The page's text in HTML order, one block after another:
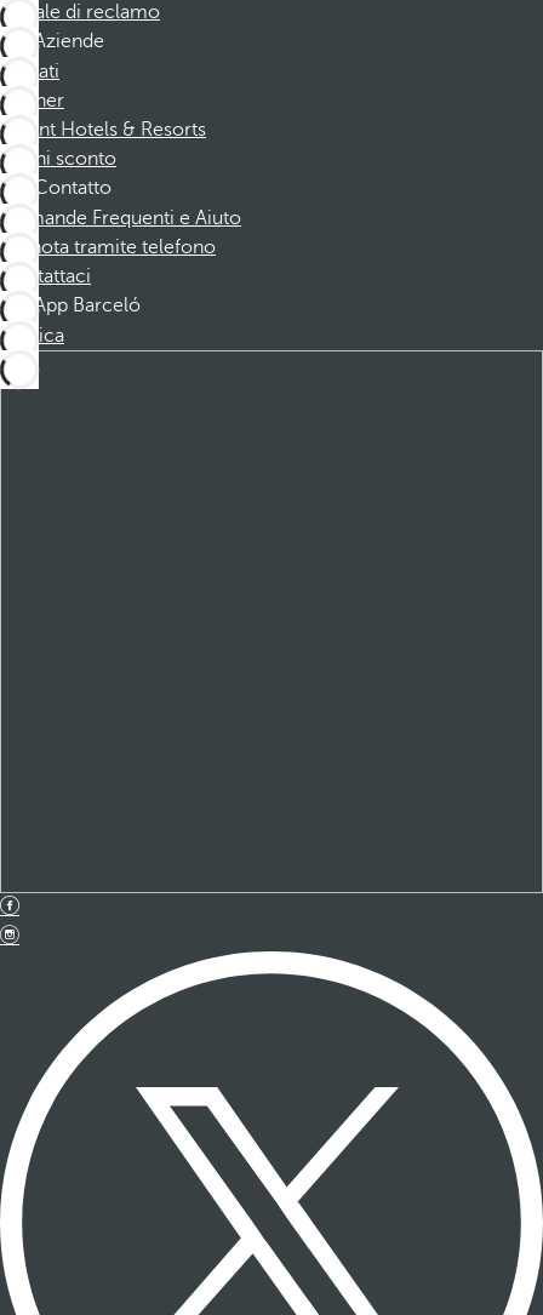
Canale di reclamo
Aziende
Affiliati
Partner
Dorint Hotels & Resorts
Buoni sconto
Contatto
Domande Frequenti e Aiuto
Prenota tramite telefono
Contattaci
App Barceló
Scarica